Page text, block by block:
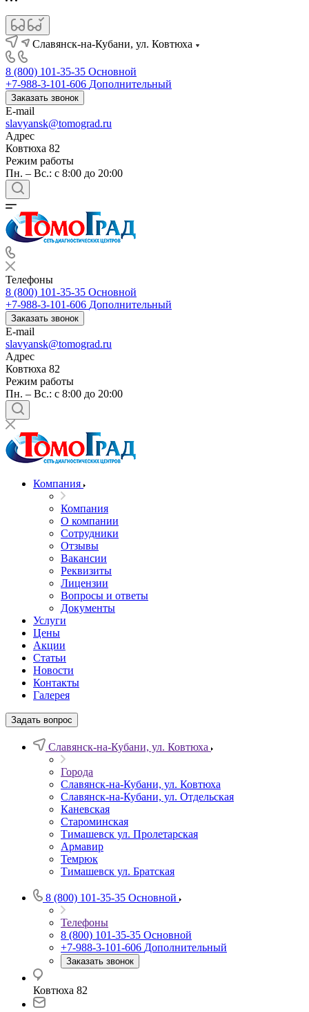
Славянск-на-Кубани, ул. Ковтюха
8 (800) 101-35-35 Основной
+7-988-3-101-606 Дополнительный
Заказать звонок
E-mail
slavyansk@tomograd.ru
Адрес
Ковтюха 82
Режим работы
Пн. – Вс.: с 8:00 до 20:00
Телефоны
8 (800) 101-35-35 Основной
+7-988-3-101-606 Дополнительный
Заказать звонок
E-mail
slavyansk@tomograd.ru
Адрес
Ковтюха 82
Режим работы
Пн. – Вс.: с 8:00 до 20:00
Компания
Компания
О компании
Сотрудники
Отзывы
Вакансии
Реквизиты
Лицензии
Вопросы и ответы
Документы
Услуги
Цены
Акции
Статьи
Новости
Контакты
Галерея
Задать вопрос
Славянск-на-Кубани, ул. Ковтюха
Города
Славянск-на-Кубани, ул. Ковтюха
Славянск-на-Кубани, ул. Отдельская
Каневская
Староминская
Тимашевск ул. Пролетарская
Армавир
Темрюк
Тимашевск ул. Братская
8 (800) 101-35-35 Основной
Телефоны
8 (800) 101-35-35 Основной
+7-988-3-101-606 Дополнительный
Заказать звонок
Ковтюха 82